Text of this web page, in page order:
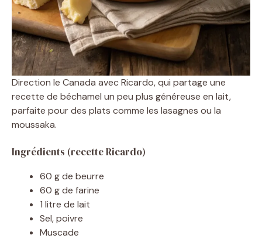
Direction le Canada avec Ricardo, qui partage une
recette de béchamel un peu plus généreuse en lait,
parfaite pour des plats comme les lasagnes ou la
moussaka.
Ingrédients (recette Ricardo)
60 g de beurre
60 g de farine
1 litre de lait
Sel, poivre
Muscade